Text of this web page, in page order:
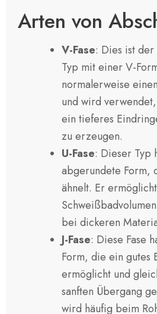
Arten von
V-Fase: Dies ist
Typ mit einer V-
normalerweise
und wird
ein tieferes
zu erzeugen.
U-Fase: Dieser Typ
abgerundete Form,
ähnelt. Er
bei dickeren
J-Fase: Diese Fase
Form, die ein gutes
ermöglicht und
sanften Übergang
wird häufig beim